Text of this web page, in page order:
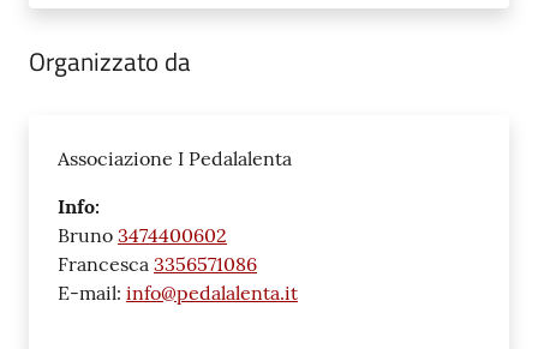
Organizzato da
Associazione I Pedalalenta
Info:
Bruno 3474400602
Francesca 3356571086
E-mail: info@pedalalenta.it